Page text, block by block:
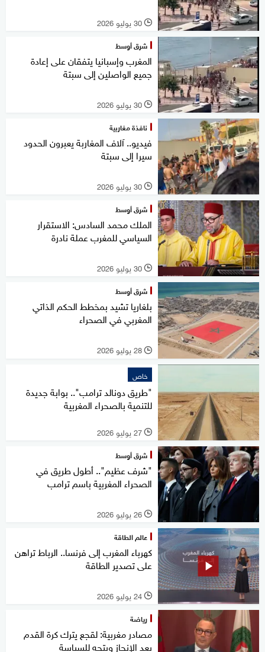
l 30 يوليو 2026
شرق أوسط
المغرب وإسبانيا يتفقان على إعادة
جميع الواصلين إلى سبتة
l 30 يوليو 2026
نافذة مغاربية
فيديو.. آلاف المغاربة يعبرون الحدود
سيرا إلى سبتة
l 30 يوليو 2026
شرق أوسط
الملك محمد السادس: الاستقرار
السياسي للمغرب عملة نادرة
l 30 يوليو 2026
شرق أوسط
بلغاريا تشيد بمخطط الحكم الذاتي
المغربي في الصحراء
l 28 يوليو 2026
خاص
"طريق دونالد ترامب".. بوابة جديدة
للتنمية بالصحراء المغربية
l 27 يوليو 2026
شرق أوسط
"شرف عظيم".. أطول طريق في
الصحراء المغربية باسم ترامب
l 26 يوليو 2026
عالم الطاقة
كهرباء المغرب إلى فرنسا.. الرباط تراهن
على تصدير الطاقة
l 24 يوليو 2026
رياضة
مصادر مغربية: لقجع يترك كرة القدم
بعد الإنجاز ويتجه للسياسة